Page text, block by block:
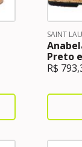
SAINT
Preto
R$